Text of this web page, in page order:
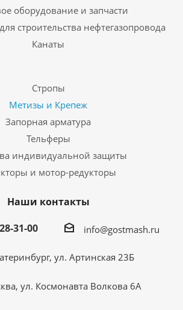
оборудование и запчасти
строительства нефтегазопровода
Канаты
Стропы
Метизы и Крепеж
Запорная арматура
Тельферы
индивидуальной защиты
и мотор-редукторы
Наши контакты
31-00
info@gostmash.ru
ул. Артинская 23Б
ул. Космонавта Волкова 6А